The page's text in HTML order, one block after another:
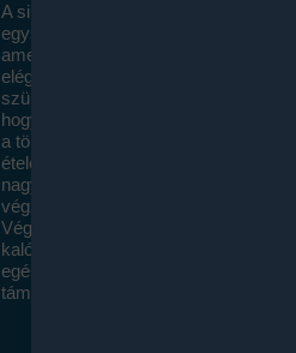
A sikeres fogyás titka valójában igen
egyszerű: égess több energiát, mint
amennyit beviszel. Természetesen
elég nagy fegyelemre és akaraterőre
szükség, de meglepődve fogod
hogy a kalóriaszámolás mennyire
a többi diétához képest. Itt nincsenek
ételek és a megengedett kalóriabevitelt
nagymértékben növelheted ha
végzel.
Végül, de nem utolsó sorban, a
kalóriaszámolás módszerét a legtöbb
egészségügyi szakorvos ajánlja és
támogatja.